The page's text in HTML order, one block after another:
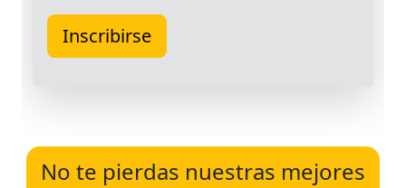
No te pierdas nuestras mejores